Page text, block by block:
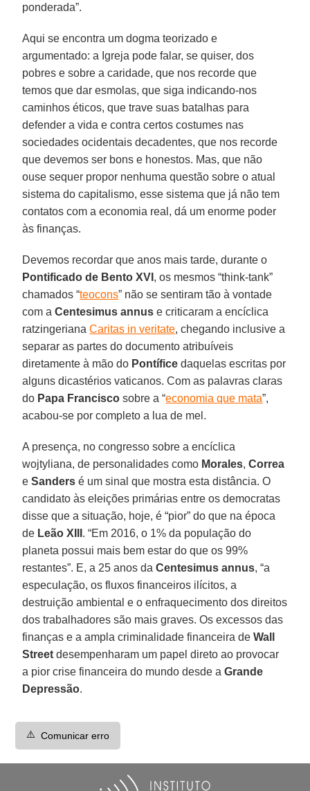
ponderada”.
Aqui se encontra um dogma teorizado e
argumentado: a Igreja pode falar, se quiser, dos
pobres e sobre a caridade, que nos recorde que
temos que dar esmolas, que siga indicando-nos
caminhos éticos, que trave suas batalhas para
defender a vida e contra certos costumes nas
sociedades ocidentais decadentes, que nos recorde
que devemos ser bons e honestos. Mas, que não
ouse sequer propor nenhuma questão sobre o atual
sistema do capitalismo, esse sistema que já não tem
contatos com a economia real, dá um enorme poder
às finanças.
Devemos recordar que anos mais tarde, durante o
Pontificado de Bento XVI , os mesmos “think-tank”
chamados “teocons” não se sentiram tão à vontade
com aCentesimus annus e criticaram a encíclica
ratzingerianaCaritas in veritate, chegando inclusive a
separar as partes do documento atribuíveis
diretamente à mão do Pontífice daquelas escritas por
alguns dicastérios vaticanos. Com as palavras claras
do Papa Francisco sobre a “economia que mata”,
acabou-se por completo a lua de mel.
A presença, no congresso sobre a encíclica
wojtyliana, de personalidades como Morales,Correa
eSanders é um sinal que mostra esta distância. O
candidato às eleições primárias entre os democratas
disse que a situação, hoje, é “pior” do que na época
de Leão XIII . “Em 2016, o 1% da população do
planeta possui mais bem estar do que os 99%
restantes”. E, a 25 anos daCentesimus annus, “a
especulação, os fluxos financeiros ilícitos, a
destruição ambiental e o enfraquecimento dos direitos
dos trabalhadores são mais graves. Os excessos das
finanças e a ampla criminalidade financeira deWall
Street desempenharam um papel direto ao provocar
a pior crise financeira do mundo desde aGrande
Depressão.
⚠️ Comunicar erro